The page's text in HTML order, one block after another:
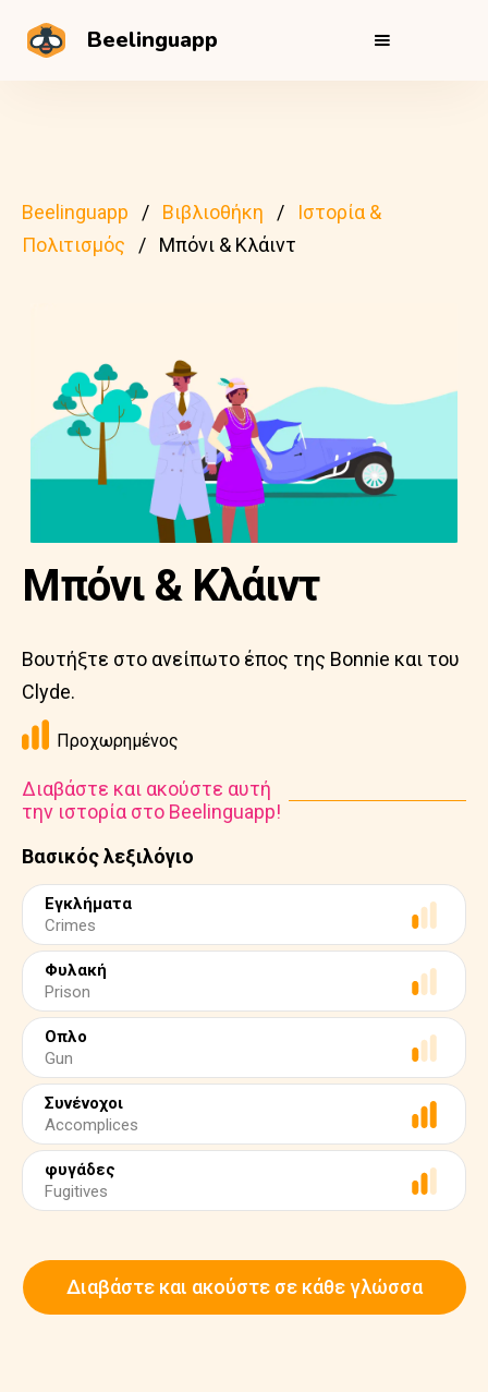
Beelinguapp
Beelinguapp Βιβλιοθήκη
Ιστορία &
Πολιτισμός
Μπόνι & Κλάιντ
Βασικός λεξιλόγιο
Εγκλήματα
Crimes
Φυλακή
Prison
Οπλο
Gun
Συνένοχοι
Accomplices
φυγάδες
Fugitives
Μπόνι & Κλάιντ
Βουτήξτε στο ανείπωτο έπος της Bonnie και του
Clyde.
Προχωρημένος
Διαβάστε και ακούστε αυτή
την ιστορία στο Beelinguapp!
Διαβάστε και ακούστε σε κάθε γλώσσα